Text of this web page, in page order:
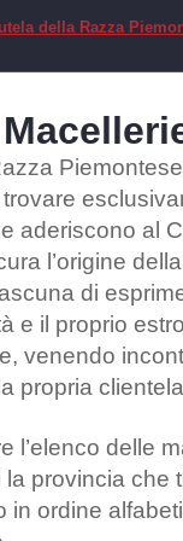
Piemontese
DELLA COSCIA
aderiscono al
l’origine
di
e il proprio
venendo
propria
l’elenco delle
la provincia che
in ordine